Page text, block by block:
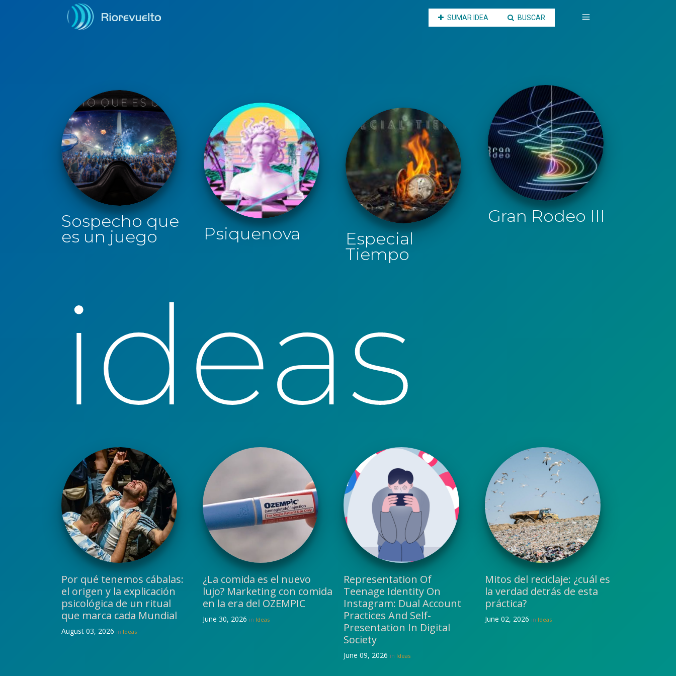
SUMAR IDEA BUSCAR
Sospecho que
es un juego Psiquenova Especial
Tiempo
Gran Rodeo III
ideas
Por qué tenemos cábalas:
el origen y la explicación
psicológica de un ritual
que marca cada Mundial
August 03, 2026 in Ideas
¿La comida es el nuevo
lujo? Marketing con comida
en la era del OZEMPIC
June 30, 2026 in Ideas
Representation Of
Teenage Identity On
Instagram: Dual Account
Practices And Self-
Presentation In Digital
Society
June 09, 2026 in Ideas
Mitos del reciclaje: ¿cuál es
la verdad detrás de esta
práctica?
June 02, 2026 in Ideas